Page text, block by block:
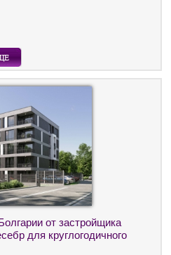
от застройщика
для круглогодичного